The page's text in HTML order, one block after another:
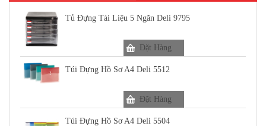
Tủ Đựng Tài Liệu 5 Ngăn Deli 9795
Đặt Hàng
Túi Đựng Hồ Sơ A4 Deli 5512
Đặt Hàng
Túi Đựng Hồ Sơ A4 Deli 5504